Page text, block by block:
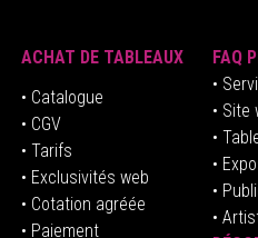
ACHAT DE TABLEAUX
• Catalogue
• CGV
• Tarifs
• Exclusivités web
• Cotation agréée
• Paiement
FAQ
•
• Site
•
•
•
•